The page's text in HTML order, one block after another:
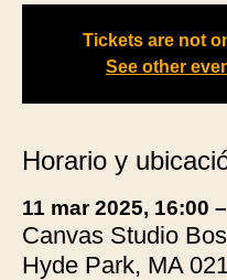
Tickets are not
See other
Horario y
11 mar 2025, 16:00
Canvas Studio
Hyde Park, MA